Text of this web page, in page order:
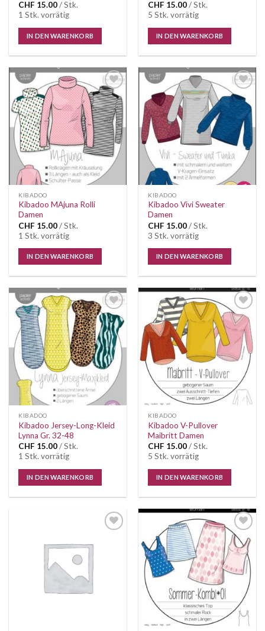
CHF 15.00/ Stk.
1 Stk. vorrätig
IN DEN WARENKORB
CHF 15.00/ Stk.
5 Stk. vorrätig
IN DEN WARENKORB
Auf die
Wunschliste
KIBADOO
Kibadoo MAjuna Rolli
Damen
CHF 15.00/ Stk.
1 Stk. vorrätig
IN DEN WARENKORB
Auf die
Wunschliste
KIBADOO
Kibadoo Vivi Sweater
Damen
CHF 15.00/ Stk.
3 Stk. vorrätig
IN DEN WARENKORB
Auf die
Wunschliste
KIBADOO
Kibadoo Jersey-Long-Kleid
Lynna Gr. 32-48
CHF 15.00/ Stk.
1 Stk. vorrätig
IN DEN WARENKORB
Auf die
Wunschliste
KIBADOO
Kibadoo V-Pullover
Maibritt Damen
CHF 15.00/ Stk.
5 Stk. vorrätig
IN DEN WARENKORB
Wunschliste
Auf die
Wunschliste